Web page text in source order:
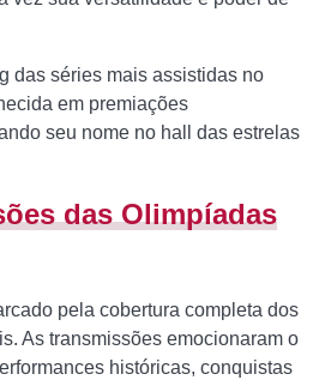
das séries mais assistidas no
em premiações
seu nome no hall das estrelas
das Olimpíadas
pela cobertura completa dos
As transmissões emocionaram o
históricas, conquistas